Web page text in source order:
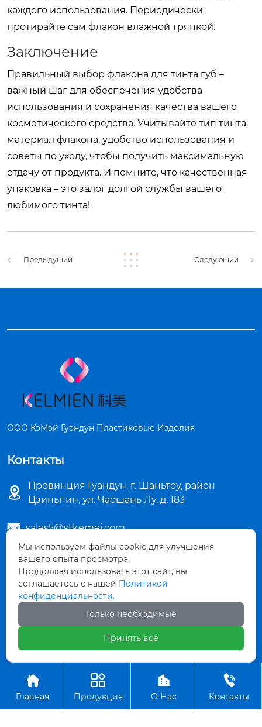
каждого использования. Периодически
протирайте сам флакон влажной тряпкой.
Заключение
Правильный выбор флакона для тинта губ –
важный шаг для обеспечения удобства
использования и сохранения качества вашего
косметического средства. Учитывайте тип тинта,
материал флакона, удобство использования и
советы по уходу, чтобы получить максимальную
отдачу от продукта. И помните, что качественная
упаковка – это залог долгой службы вашего
любимого тинта!
Предыдущий Следующий
ООО КэМэй Гуандун Пластиковые Изделия
Контакты

Провинция Гуандун, г. Шаньтоу, район
Цзиньпин, ул. Чаошань Лу, д. 183
 sales5@stkemei.com
 +86-754-82124723
 +86-754-82486723

Авторское право©ООО КэМэй Гуандун
Пластиковые Изделия

Главная

Продукция

О Нас

Контакты
Мы используем файлы cookie для улучшения
вашего опыта просмотра.
Продолжая использовать этот сайт, вы
соглашаетесь с нашей Политикой
конфиденциальности.
Только необходимые
Принять все